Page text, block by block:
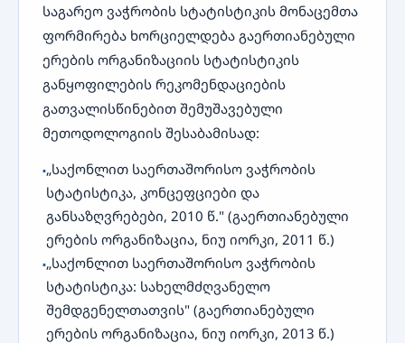
საგარეო ვაჭრობის სტატისტიკის მონაცემთა
ფორმირება ხორციელდება გაერთიანებული
ერების ორგანიზაციის სტატისტიკის
განყოფილების რეკომენდაციების
გათვალისწინებით შემუშავებული
მეთოდოლოგიის შესაბამისად:
„საქონლით საერთაშორისო ვაჭრობის
სტატისტიკა, კონცეფციები და
განსაზღვრებები, 2010 წ." (გაერთიანებული
ერების ორგანიზაცია, ნიუ იორკი, 2011 წ.)
„საქონლით საერთაშორისო ვაჭრობის
სტატისტიკა: სახელმძღვანელო
შემდგენელთათვის" (გაერთიანებული
ერების ორგანიზაცია, ნიუ იორკი, 2013 წ.)